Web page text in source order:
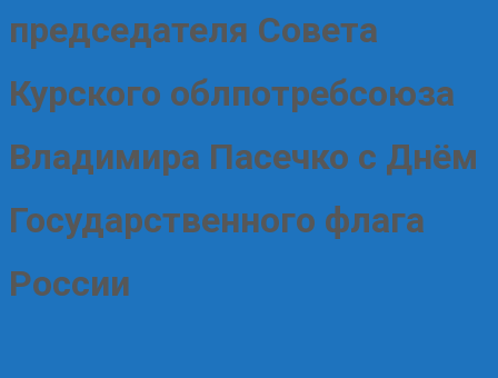
председателя Совета
Курского облпотребсоюза
Владимира Пасечко с Днём
Государственного флага
России